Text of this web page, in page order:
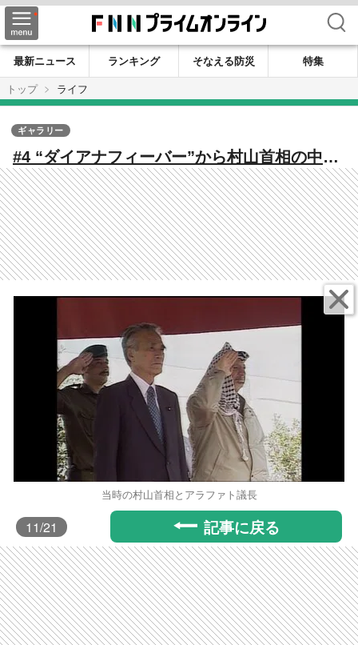
検索
最新ニュース ランキング そなえる防災
特集
トップ
ライフ
#4 “ダイアナフィーバー”から村山首相の中東
訪問まで 歴史の転換点に立ち会ったカメラ
マンたちの記録【カメラマンが捉えた1995】
ギャラリー
当時の村山首相とアラファト議長
11/21 記事に戻る